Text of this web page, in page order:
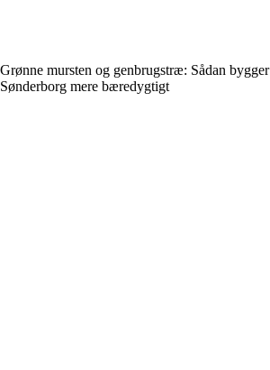
Grønne mursten og genbrugstræ: Sådan bygger
Sønderborg mere bæredygtigt